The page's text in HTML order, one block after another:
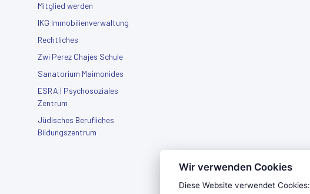
Mitglied werden
IKG Immobilienverwaltung
Rechtliches
Zwi Perez Chajes Schule
Sanatorium Maimonides
ESRA | Psychosoziales
Zentrum
Jüdisches Berufliches
Bildungszentrum
Wir verwenden Cookies
Diese Website verwendet Cookies: